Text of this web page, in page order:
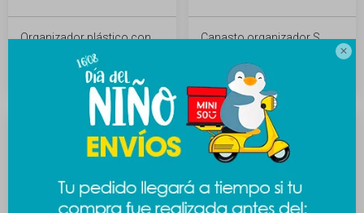

Organizador plástico con
Canasto organizador S